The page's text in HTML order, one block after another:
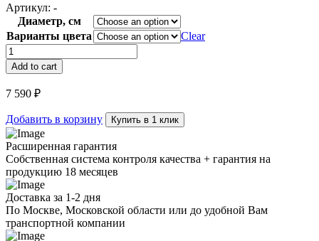
Артикул: -
Диаметр, см
Варианты цвета
Clear
Светильник
Bubble
Lamp
D25
quantity
Add to cart
7 590 ₽
Добавить в корзину Купить в 1 клик
Расширенная гарантия
Собственная система контроля качества + гарантия на
продукцию 18 месяцев
Доставка за 1-2 дня
По Москве, Московской области или до удобной Вам
транспортной компании